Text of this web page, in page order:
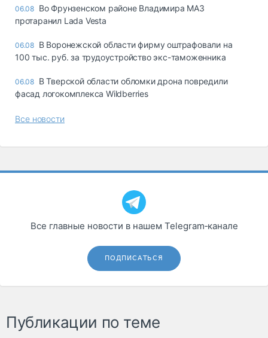
06.08 Во Фрунзенском районе Владимира МАЗ
протаранил Lada Vesta
06.08 В Воронежской области фирму оштрафовали на
100 тыс. руб. за трудоустройство экс-таможенника
06.08 В Тверской области обломки дрона повредили
фасад логокомплекса Wildberries
Все новости
Все главные новости в нашем Telegram‑канале
ПОДПИСАТЬСЯ
Публикации по теме